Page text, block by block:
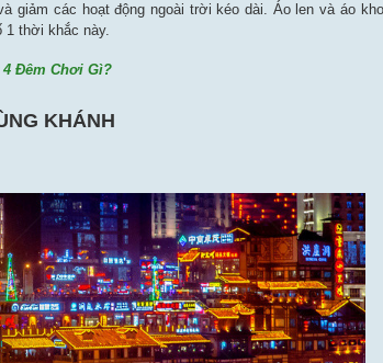
giảm các hoạt động ngoài trời kéo dài. Áo len và áo
1 thời khắc này.
4 Đêm Chơi Gì?
KHÁNH